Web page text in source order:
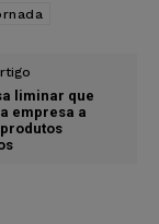
liminar que
empresa a